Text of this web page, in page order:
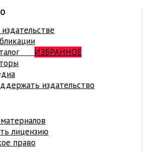
ИЗБРАННОЕ
издательство
лицензию
право